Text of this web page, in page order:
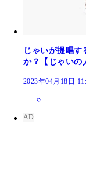
じゃいが提唱
か？【じゃいの
2023年04月18日